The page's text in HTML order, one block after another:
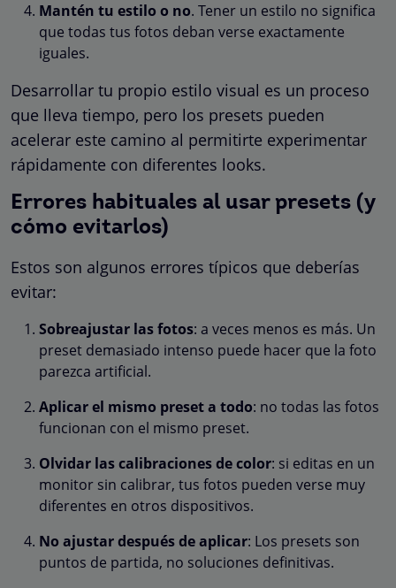
Mantén tu estilo o no. Tener un estilo no significa
que todas tus fotos deban verse exactamente
iguales.
Desarrollar tu propio estilo visual es un proceso
que lleva tiempo, pero los presets pueden
acelerar este camino al permitirte experimentar
rápidamente con diferentes looks.
Errores habituales al usar presets (y
cómo evitarlos)
Estos son algunos errores típicos que deberías
evitar:
Sobreajustar las fotos: a veces menos es más. Un
preset demasiado intenso puede hacer que la foto
parezca artificial.
Aplicar el mismo preset a todo: no todas las fotos
funcionan con el mismo preset.
Olvidar las calibraciones de color: si editas en un
monitor sin calibrar, tus fotos pueden verse muy
diferentes en otros dispositivos.
No ajustar después de aplicar: Los presets son
puntos de partida, no soluciones definitivas.